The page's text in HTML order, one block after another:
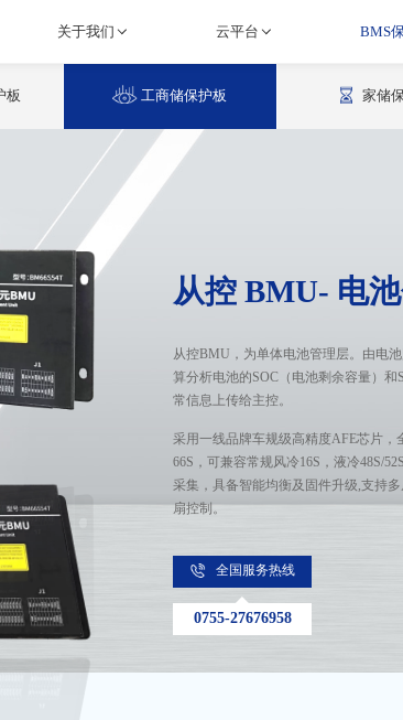
关于我们 云平台 BMS
板 工商储保护板 家储
从控 BMU- 电
从控BMU，为单体电池管理层。由电
算分析电池的SOC（电池剩余容量）
常信息上传给主控。
采用一线品牌车规级高精度AFE芯片
66S，可兼容常规风冷16S，液冷48S/
采集，具备智能均衡及固件升级,支持
扇控制。
全国服务热线
0755-27676958